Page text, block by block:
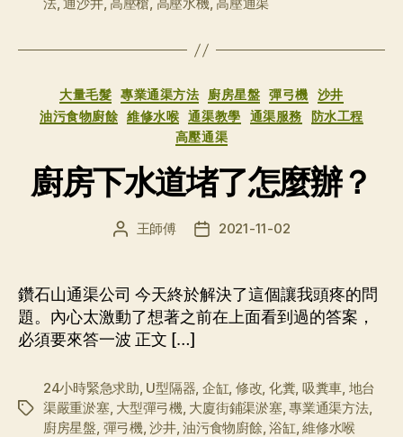
法,通沙井, 高壓槍, 高壓水機,高壓通渠
分
类
大量毛髮 專業通渠方法 廚房星盤 彈弓機
沙井
油污食物廚餘 維修水喉 通渠教學 通渠服務
防水工程
高壓通渠
廚房下水道堵了怎麼辦？
文
者
王師傅
发
期
2021-11-02
鑽石山通渠公司 今天終於解決了這個讓我頭疼的問
題。內心太激動了想著之前在上面看到過的答案，
必須要來答一波 正文 […]
标
24小時緊急求助, U型隔器, 企缸, 修改, 化糞, 吸糞車, 地台
渠嚴重淤塞, 大型彈弓機, 大廈街鋪渠淤塞,專業通渠方法,
廚房星盤, 彈弓機,沙井,油污食物廚餘,浴缸,維修水喉